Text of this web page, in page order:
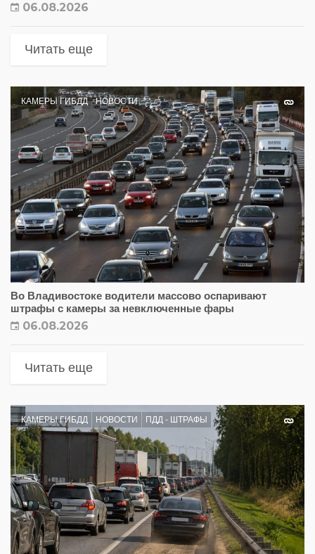
06.08.2026
Читать еще
КАМЕРЫ ГИБДД НОВОСТИ
Во Владивостоке водители массово оспаривают
штрафы с камеры за невключенные фары
06.08.2026
Читать еще
КАМЕРЫ ГИБДД НОВОСТИ ПДД - ШТРАФЫ